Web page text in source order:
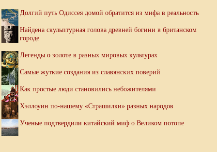
Долгий путь Одиссея домой обратится из мифа в реальность
Найдена скульптурная голова древней богини в британском
городе
Легенды о золоте в разных мировых культурах
Самые жуткие создания из славянских поверий
Как простые люди становились небожителями
Хэллоуин по-нашему «Страшилки» разных народов
Ученые подтвердили китайский миф о Великом потопе